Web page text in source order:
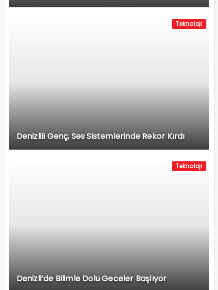
Teknoloji
Denizlili Genç, Ses Sistemlerinde Rekor Kırdı
Teknoloji
Denizli’de Bilimle Dolu Geceler Başlıyor